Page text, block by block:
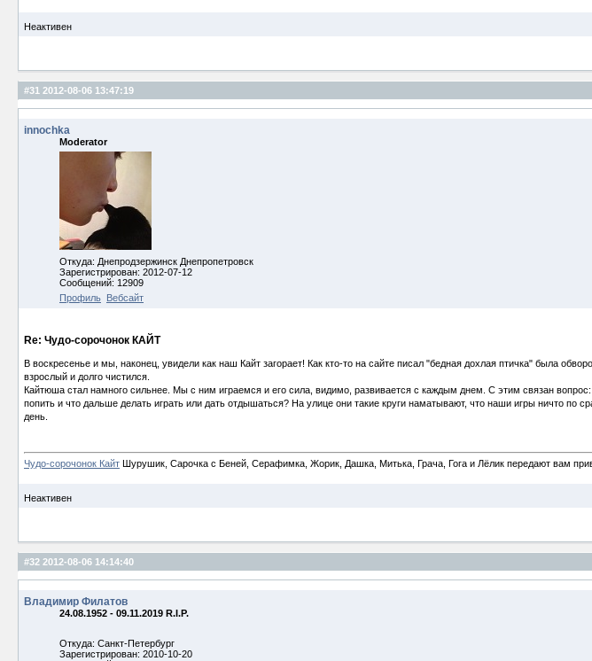
Неактивен
#31 2012-08-06 13:47:19
innochka
Moderator
Откуда: Днепродзержинск Днепропетровск
Зарегистрирован: 2012-07-12
Сообщений: 12909
Профиль Вебсайт
Re: Чудо-сорочонок КАЙТ
В воскресенье и мы, наконец, увидели как наш Кайт загорает! Как кто-то на сайте писал "бедная дохлая птичка" была
взрослый и долго чистился.
Кайтюша стал намного сильнее. Мы с ним играемся и его сила, видимо, развивается с каждым днем. С этим связан
попить и что дальше делать играть или дать отдышаться? На улице они такие круги наматывают, что наши игры ничто
день.
Чудо-сорочонок Кайт Шурушик, Сарочка с Беней, Серафимка, Жорик, Дашка, Митька, Грача, Гога и Лёлик передают вам
Неактивен
#32 2012-08-06 14:14:40
Владимир Филатов
24.08.1952 - 09.11.2019 R.I.P.
Откуда: Санкт-Петербург
Зарегистрирован: 2010-10-20